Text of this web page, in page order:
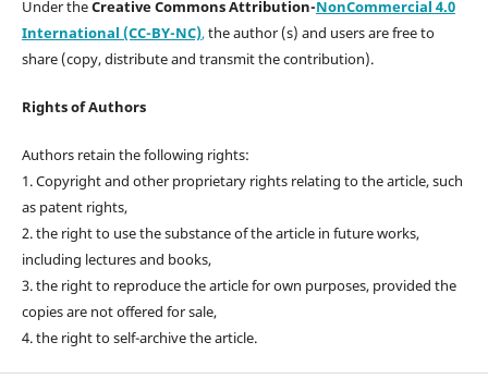
Under theCreative Commons Attribution-NonCommercial 4.0
International (CC-BY-NC),the author (s) and users are free to
share (copy, distribute and transmit the contribution).
Rights of Authors
Authors retain the following rights:
1. Copyright and other proprietary rights relating to the article, such
as patent rights,
2. the right to use the substance of the article in future works,
including lectures and books,
3. the right to reproduce the article for own purposes, provided the
copies are not offered for sale,
4. the right to self-archive the article.